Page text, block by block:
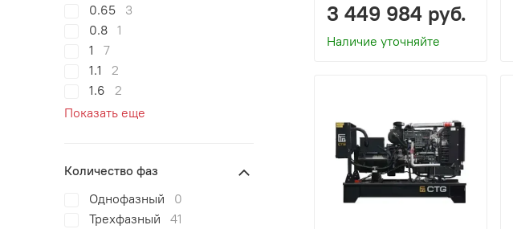
Наличие уточняйте
3 449 984 руб.
0.65
3
0.8 1
1
7
1.1
2
1.6
2
Показать еще
Количество фаз
Однофазный
0
Трехфазный
41